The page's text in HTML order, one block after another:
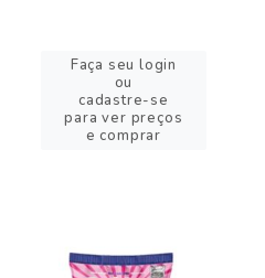
Faça seu login
ou
cadastre-se
para ver preços
e comprar